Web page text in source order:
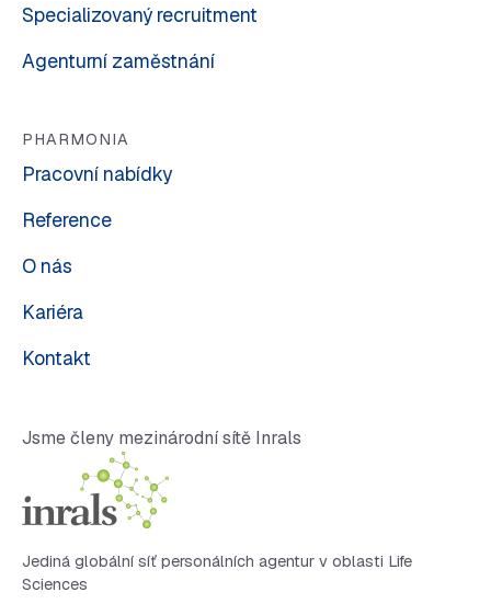
Specializovaný recruitment
Agenturní zaměstnání
PHARMONIA
Pracovní nabídky
Reference
O nás
Kariéra
Kontakt
Jsme členy mezinárodní sítě Inrals
Jediná globální síť personálních agentur v oblasti Life
Sciences